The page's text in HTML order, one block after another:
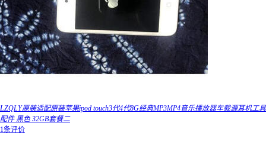
LZQLY原装适配原装苹果ipod touch3代4代8G经典MP3MP4音乐播放器车载源耳机工具
配件 黑色 32GB套餐二
1条评价